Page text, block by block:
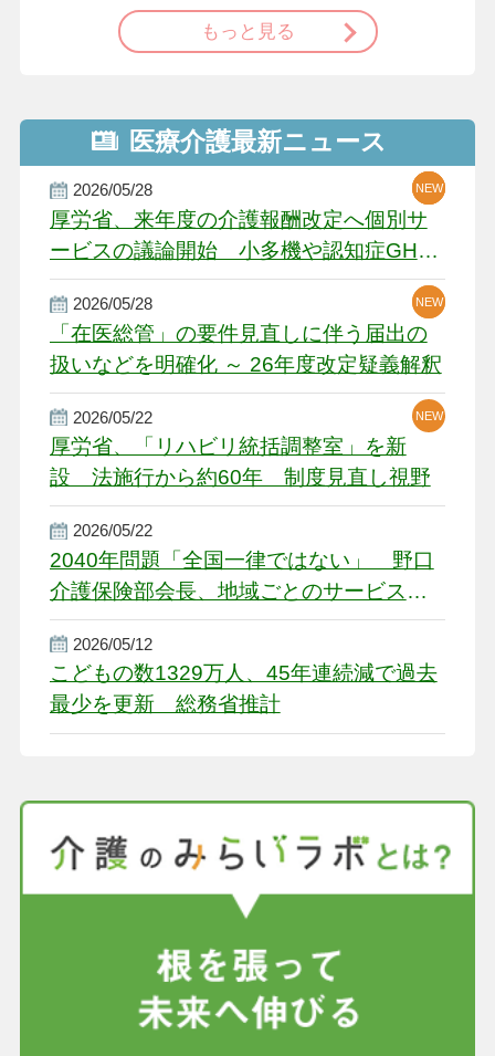
もっと見る
医療介護最新ニュース
2026/05/28
厚労省、来年度の介護報酬改定へ個別サ
ービスの議論開始 小多機や認知症GH、
厳しい経営環境に危機感
NEW
NEW
NEW
2026/05/28
「在医総管」の要件見直しに伴う届出の
扱いなどを明確化 ～ 26年度改定疑義解釈
NEW
NEW
2026/05/22
厚労省、「リハビリ統括調整室」を新
設 法施行から約60年 制度見直し視野
NEW
2026/05/22
2040年問題「全国一律ではない」 野口
介護保険部会長、地域ごとのサービス基
盤整備を促す
2026/05/12
こどもの数1329万人、45年連続減で過去
最少を更新 総務省推計